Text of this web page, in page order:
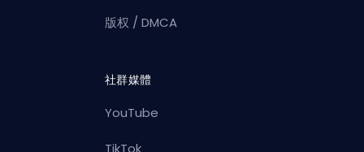
版权 / DMCA
社群媒體
YouTube
TikTok